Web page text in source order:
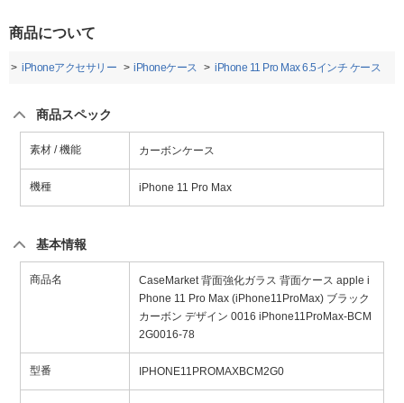
商品について
iPhoneアクセサリー iPhoneケース iPhone 11 Pro Max 6.5インチ ケース
商品スペック
素材 / 機能 カーボンケース
機種 iPhone 11 Pro Max
基本情報
商品名
CaseMarket 背面強化ガラス 背面ケース apple i
Phone 11 Pro Max (iPhone11ProMax) ブラック
カーボン デザイン 0016 iPhone11ProMax-BCM
2G0016-78
型番 IPHONE11PROMAXBCM2G0